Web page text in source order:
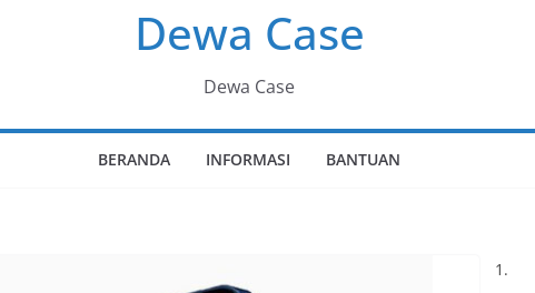
Dewa Case
Dewa Case
BERANDA INFORMASI BANTUAN